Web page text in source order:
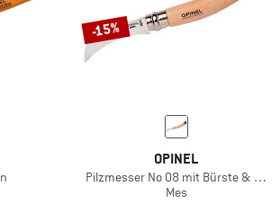
-15%
OPINEL
Pilzmesser No 08 mit Bürste & Blister
Mes